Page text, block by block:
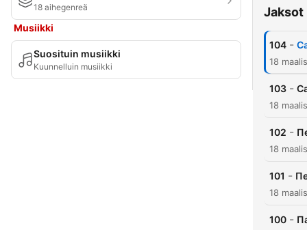
18 aihegenreä
Musiikki
Suosituin musiikki
Kuunnelluin musiikki
Jaksot
104 -
18
103 -
18
102 -
18
101 -
18
100 -